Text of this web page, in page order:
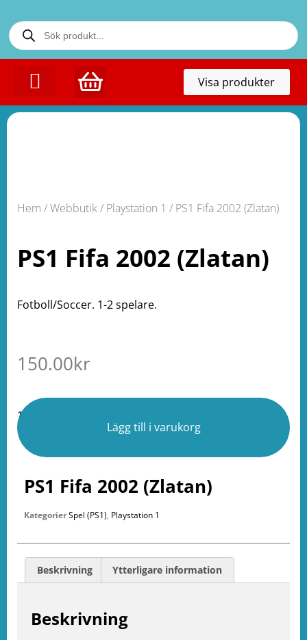
Visa produkter
Hem /Webbutik/ Playstation 1 / PS1 Fifa 2002 (Zlatan)
PS1 Fifa 2002 (Zlatan)
Fotboll/Soccer. 1-2 spelare.
150.00kr
1 i lager
Lägg till i varukorg
PS1 Fifa 2002 (Zlatan)
KategorierSpel (PS1), Playstation 1
Beskrivning Ytterligare information
Beskrivning